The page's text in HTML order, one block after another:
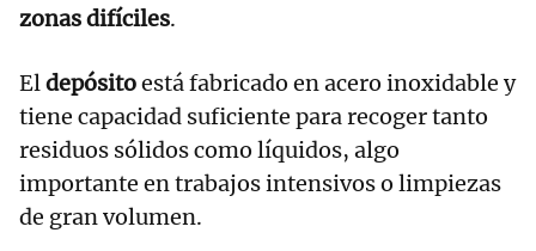
zonas difíciles.
Eldepósitoestá fabricado en acero inoxidable y
tiene capacidad suficiente para recoger tanto
residuos sólidos como líquidos, algo
importante en trabajos intensivos o limpiezas
de gran volumen.